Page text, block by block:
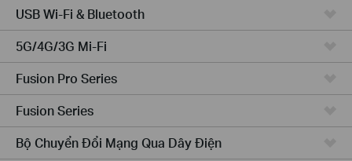
USB Wi-Fi & Bluetooth
5G/4G/3G Mi-Fi
Fusion Pro Series
Fusion Series
Bộ Chuyển Đổi Mạng Qua Dây Điện